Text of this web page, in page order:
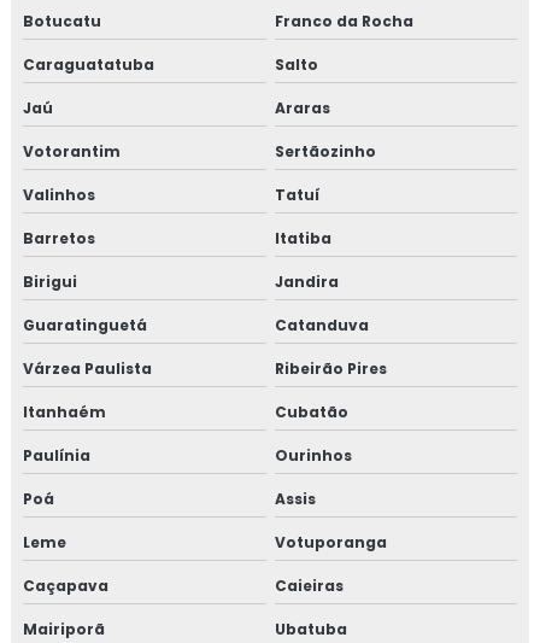
Botucatu Franco da Rocha
Caraguatatuba Salto
Jaú Araras
Votorantim Sertãozinho
Valinhos Tatuí
Barretos Itatiba
Birigui Jandira
Guaratinguetá Catanduva
Várzea Paulista Ribeirão Pires
Itanhaém Cubatão
Paulínia Ourinhos
Poá Assis
Leme Votuporanga
Caçapava Caieiras
Mairiporã Ubatuba